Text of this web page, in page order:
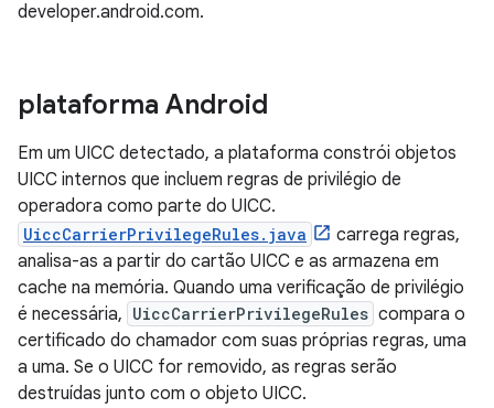
developer.android.com.
plataforma Android
Em um UICC detectado, a plataforma constrói objetos
UICC internos que incluem regras de privilégio de
operadora como parte do UICC.
UiccCarrierPrivilegeRules.java
carrega regras,
analisa-as a partir do cartão UICC e as armazena em
cache na memória. Quando uma verificação de privilégio
é necessária, UiccCarrierPrivilegeRules compara o
certificado do chamador com suas próprias regras, uma
a uma. Se o UICC for removido, as regras serão
destruídas junto com o objeto UICC.